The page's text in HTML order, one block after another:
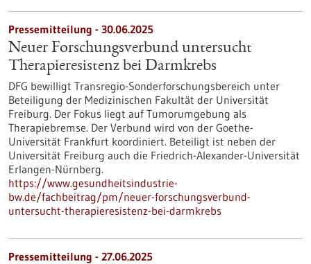
Pressemitteilung - 30.06.2025
Neuer Forschungsverbund untersucht
Therapieresistenz bei Darmkrebs
DFG bewilligt Transregio-Sonderforschungsbereich unter
Beteiligung der Medizinischen Fakultät der Universität
Freiburg. Der Fokus liegt auf Tumorumgebung als
Therapiebremse. Der Verbund wird von der Goethe-
Universität Frankfurt koordiniert. Beteiligt ist neben der
Universität Freiburg auch die Friedrich-Alexander-Universität
Erlangen-Nürnberg.
https://www.gesundheitsindustrie-
bw.de/fachbeitrag/pm/neuer-forschungsverbund-
untersucht-therapieresistenz-bei-darmkrebs
Pressemitteilung - 27.06.2025